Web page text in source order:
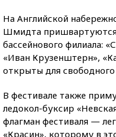
На Английской
Шмидта пришвартуются
бассейнового филиала:
«Иван Крузенштерн»,
открыты для
В фестивале также
ледокол-буксир
флагман фестиваля —
«Красин», которому в